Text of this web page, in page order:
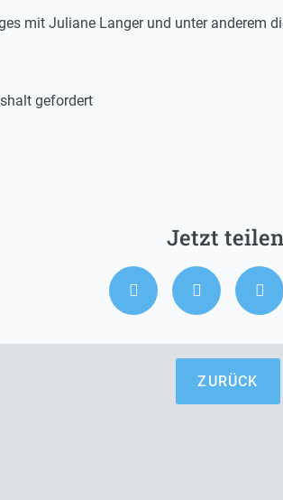
mit Juliane Langer und unter anderem
gefordert
ZURÜCK